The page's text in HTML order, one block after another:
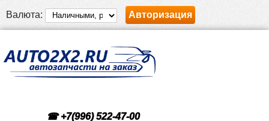
Валюта: Авторизация
☎ +7(996) 522-47-00